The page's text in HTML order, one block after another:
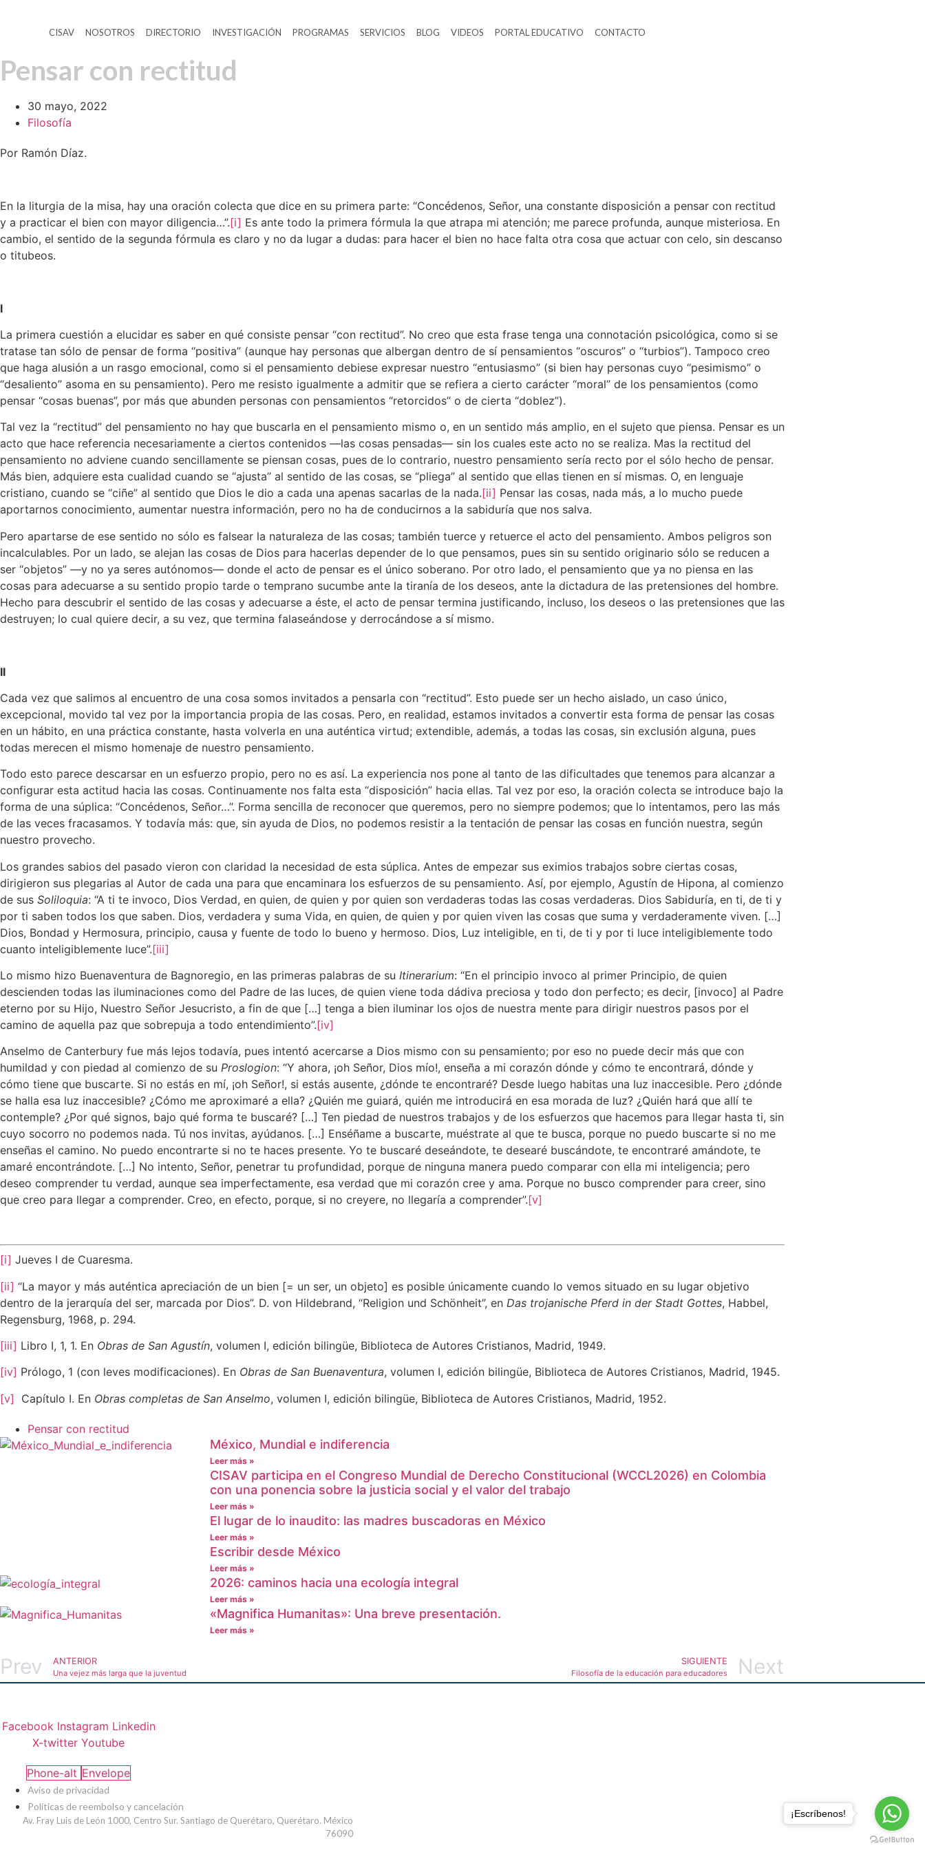
CISAV NOSOTROS DIRECTORIO INVESTIGACIÓN PROGRAMAS SERVICIOS BLOG VIDEOS PORTAL EDUCATIVO CONTACTO
Pensar con rectitud
30 mayo, 2022
Filosofía
Por Ramón Díaz.
En la liturgia de la misa, hay una oración colecta que dice en su primera parte: “Concédenos, Señor, una constante disposición a pensar con rectitud
y a practicar el bien con mayor diligencia…”.[i] Es ante todo la primera fórmula la que atrapa mi atención; me parece profunda, aunque misteriosa. En
cambio, el sentido de la segunda fórmula es claro y no da lugar a dudas: para hacer el bien no hace falta otra cosa que actuar con celo, sin descanso
o titubeos.
I
La primera cuestión a elucidar es saber en qué consiste pensar “con rectitud”. No creo que esta frase tenga una connotación psicológica, como si se
tratase tan sólo de pensar de forma “positiva” (aunque hay personas que albergan dentro de sí pensamientos “oscuros” o “turbios”). Tampoco creo
que haga alusión a un rasgo emocional, como si el pensamiento debiese expresar nuestro “entusiasmo” (si bien hay personas cuyo “pesimismo” o
“desaliento” asoma en su pensamiento). Pero me resisto igualmente a admitir que se refiera a cierto carácter “moral” de los pensamientos (como
pensar “cosas buenas”, por más que abunden personas con pensamientos “retorcidos” o de cierta “doblez”).
Tal vez la “rectitud” del pensamiento no hay que buscarla en el pensamiento mismo o, en un sentido más amplio, en el sujeto que piensa. Pensar es un
acto que hace referencia necesariamente a ciertos contenidos —las cosas pensadas— sin los cuales este acto no se realiza. Mas la rectitud del
pensamiento no adviene cuando sencillamente se piensan cosas, pues de lo contrario, nuestro pensamiento sería recto por el sólo hecho de pensar.
Más bien, adquiere esta cualidad cuando se “ajusta” al sentido de las cosas, se “pliega” al sentido que ellas tienen en sí mismas. O, en lenguaje
cristiano, cuando se “ciñe” al sentido que Dios le dio a cada una apenas sacarlas de la nada.[ii] Pensar las cosas, nada más, a lo mucho puede
aportarnos conocimiento, aumentar nuestra información, pero no ha de conducirnos a la sabiduría que nos salva.
Pero apartarse de ese sentido no sólo es falsear la naturaleza de las cosas; también tuerce y retuerce el acto del pensamiento. Ambos peligros son
incalculables. Por un lado, se alejan las cosas de Dios para hacerlas depender de lo que pensamos, pues sin su sentido originario sólo se reducen a
ser “objetos” —y no ya seres autónomos— donde el acto de pensar es el único soberano. Por otro lado, el pensamiento que ya no piensa en las
cosas para adecuarse a su sentido propio tarde o temprano sucumbe ante la tiranía de los deseos, ante la dictadura de las pretensiones del hombre.
Hecho para descubrir el sentido de las cosas y adecuarse a éste, el acto de pensar termina justificando, incluso, los deseos o las pretensiones que las
destruyen; lo cual quiere decir, a su vez, que termina falaseándose y derrocándose a sí mismo.
II
Cada vez que salimos al encuentro de una cosa somos invitados a pensarla con “rectitud”. Esto puede ser un hecho aislado, un caso único,
excepcional, movido tal vez por la importancia propia de las cosas. Pero, en realidad, estamos invitados a convertir esta forma de pensar las cosas
en un hábito, en una práctica constante, hasta volverla en una auténtica virtud; extendible, además, a todas las cosas, sin exclusión alguna, pues
todas merecen el mismo homenaje de nuestro pensamiento.
Todo esto parece descarsar en un esfuerzo propio, pero no es así. La experiencia nos pone al tanto de las dificultades que tenemos para alcanzar a
configurar esta actitud hacia las cosas. Continuamente nos falta esta “disposición” hacia ellas. Tal vez por eso, la oración colecta se introduce bajo la
forma de una súplica: “Concédenos, Señor…”. Forma sencilla de reconocer que queremos, pero no siempre podemos; que lo intentamos, pero las más
de las veces fracasamos. Y todavía más: que, sin ayuda de Dios, no podemos resistir a la tentación de pensar las cosas en función nuestra, según
nuestro provecho.
Los grandes sabios del pasado vieron con claridad la necesidad de esta súplica. Antes de empezar sus eximios trabajos sobre ciertas cosas,
dirigieron sus plegarias al Autor de cada una para que encaminara los esfuerzos de su pensamiento. Así, por ejemplo, Agustín de Hipona, al comienzo
de sus Soliloquia: “A ti te invoco, Dios Verdad, en quien, de quien y por quien son verdaderas todas las cosas verdaderas. Dios Sabiduría, en ti, de ti y
por ti saben todos los que saben. Dios, verdadera y suma Vida, en quien, de quien y por quien viven las cosas que suma y verdaderamente viven. […]
Dios, Bondad y Hermosura, principio, causa y fuente de todo lo bueno y hermoso. Dios, Luz inteligible, en ti, de ti y por ti luce inteligiblemente todo
cuanto inteligiblemente luce”.[iii]
Lo mismo hizo Buenaventura de Bagnoregio, en las primeras palabras de su Itinerarium: “En el principio invoco al primer Principio, de quien
descienden todas las iluminaciones como del Padre de las luces, de quien viene toda dádiva preciosa y todo don perfecto; es decir, [invoco] al Padre
eterno por su Hijo, Nuestro Señor Jesucristo, a fin de que […] tenga a bien iluminar los ojos de nuestra mente para dirigir nuestros pasos por el
camino de aquella paz que sobrepuja a todo entendimiento”.[iv]
Anselmo de Canterbury fue más lejos todavía, pues intentó acercarse a Dios mismo con su pensamiento; por eso no puede decir más que con
humildad y con piedad al comienzo de su Proslogion: “Y ahora, ¡oh Señor, Dios mío!, enseña a mi corazón dónde y cómo te encontrará, dónde y
cómo tiene que buscarte. Si no estás en mí, ¡oh Señor!, si estás ausente, ¿dónde te encontraré? Desde luego habitas una luz inaccesible. Pero ¿dónde
se halla esa luz inaccesible? ¿Cómo me aproximaré a ella? ¿Quién me guiará, quién me introducirá en esa morada de luz? ¿Quién hará que allí te
contemple? ¿Por qué signos, bajo qué forma te buscaré? […] Ten piedad de nuestros trabajos y de los esfuerzos que hacemos para llegar hasta ti, sin
cuyo socorro no podemos nada. Tú nos invitas, ayúdanos. […] Enséñame a buscarte, muéstrate al que te busca, porque no puedo buscarte si no me
enseñas el camino. No puedo encontrarte si no te haces presente. Yo te buscaré deseándote, te desearé buscándote, te encontraré amándote, te
amaré encontrándote. […] No intento, Señor, penetrar tu profundidad, porque de ninguna manera puedo comparar con ella mi inteligencia; pero
deseo comprender tu verdad, aunque sea imperfectamente, esa verdad que mi corazón cree y ama. Porque no busco comprender para creer, sino
que creo para llegar a comprender. Creo, en efecto, porque, si no creyere, no llegaría a comprender”.[v]
[i] Jueves I de Cuaresma.
[ii] “La mayor y más auténtica apreciación de un bien [= un ser, un objeto] es posible únicamente cuando lo vemos situado en su lugar objetivo
dentro de la jerarquía del ser, marcada por Dios”. D. von Hildebrand, “Religion und Schönheit”, en Das trojanische Pferd in der Stadt Gottes, Habbel,
Regensburg, 1968, p. 294.
[iii] Libro I, 1, 1. En Obras de San Agustín, volumen I, edición bilingüe, Biblioteca de Autores Cristianos, Madrid, 1949.
[iv] Prólogo, 1 (con leves modificaciones). En Obras de San Buenaventura, volumen I, edición bilingüe, Biblioteca de Autores Cristianos, Madrid, 1945.
[v] Capítulo I. En Obras completas de San Anselmo, volumen I, edición bilingüe, Biblioteca de Autores Cristianos, Madrid, 1952.
Pensar con rectitud
México, Mundial e indiferencia
Leer más »
CISAV participa en el Congreso Mundial de Derecho Constitucional (WCCL2026) en Colombia
con una ponencia sobre la justicia social y el valor del trabajo
Leer más »
El lugar de lo inaudito: las madres buscadoras en México
Leer más »
Escribir desde México
Leer más »
2026: caminos hacia una ecología integral
Leer más »
«Magnifica Humanitas»: Una breve presentación.
Leer más »
Prev ANTERIOR
Una vejez más larga que la juventud
SIGUIENTE
Filosofía de la educación para educadores Next
Facebook Instagram Linkedin
X-twitter Youtube
Phone-alt Envelope
Aviso de privacidad
Políticas de reembolso y cancelación
Av. Fray Luis de León 1000, Centro Sur. Santiago de Querétaro, Querétaro. México
76090
¡Escríbenos!